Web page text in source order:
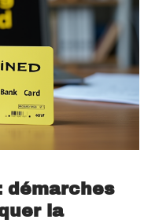
démarches
la